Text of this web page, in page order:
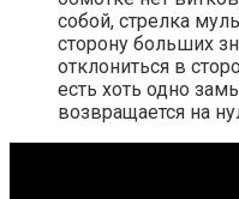
собой, стрелка
сторону больших
отклониться в
есть хоть одно
возвращается на